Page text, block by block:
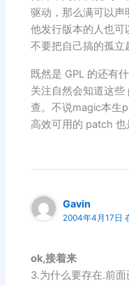
驱动，那么满可以
他发行版本的人也可
不要把自己搞的孤立
既然是 GPL 的还有
关注自然会知道这
查。不说magic本生
高效可用的 patch 也
Gavin
2004年4月17日
ok,接着来
3.为什么要存在.前